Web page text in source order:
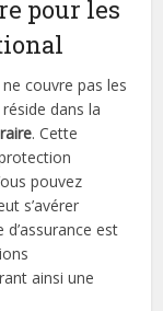
pour les
couvre pas les
dans la
. Cette
pouvez
s’avérer
est
ainsi une